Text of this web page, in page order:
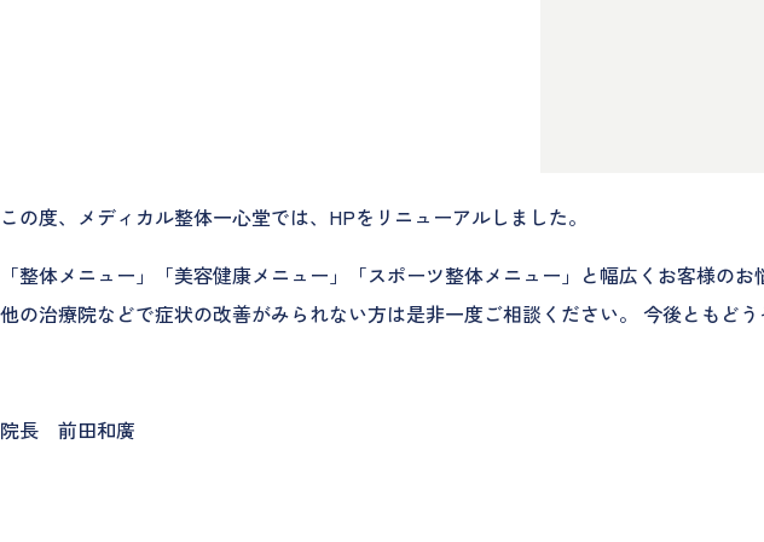
この度、メディカル整体一心堂では、HPをリニューアルしました。
「整体メニュー」「美容健康メニュー」「スポーツ整体メニュー」と幅広くお客様の
他の治療院などで症状の改善がみられない方は是非一度ご相談ください。 今後ともど
院長 前田和廣